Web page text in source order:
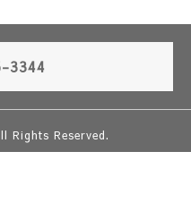
3344
Rights Reserved.